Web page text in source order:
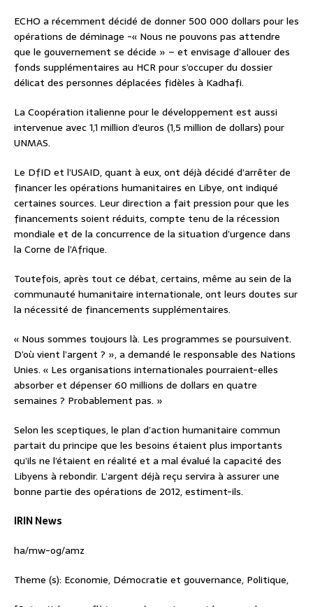
ECHO a récemment décidé de donner 500 000 dollars pour les
opérations de déminage -« Nous ne pouvons pas attendre
que le gouvernement se décide » – et envisage d’allouer des
fonds supplémentaires au HCR pour s’occuper du dossier
délicat des personnes déplacées fidèles à Kadhafi.
La Coopération italienne pour le développement est aussi
intervenue avec 1,1 million d’euros (1,5 million de dollars) pour
UNMAS.
Le DfID et l’USAID, quant à eux, ont déjà décidé d’arrêter de
financer les opérations humanitaires en Libye, ont indiqué
certaines sources. Leur direction a fait pression pour que les
financements soient réduits, compte tenu de la récession
mondiale et de la concurrence de la situation d’urgence dans
la Corne de l’Afrique.
Toutefois, après tout ce débat, certains, même au sein de la
communauté humanitaire internationale, ont leurs doutes sur
la nécessité de financements supplémentaires.
« Nous sommes toujours là. Les programmes se poursuivent.
D’où vient l’argent ? », a demandé le responsable des Nations
Unies. « Les organisations internationales pourraient-elles
absorber et dépenser 60 millions de dollars en quatre
semaines ? Probablement pas. »
Selon les sceptiques, le plan d’action humanitaire commun
partait du principe que les besoins étaient plus importants
qu’ils ne l’étaient en réalité et a mal évalué la capacité des
Libyens à rebondir. L’argent déjà reçu servira à assurer une
bonne partie des opérations de 2012, estiment-ils.
IRIN News
ha/mw-og/amz
Theme (s): Economie, Démocratie et gouvernance, Politique,